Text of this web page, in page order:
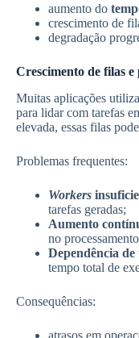
aumento do
crescimento de
degradação
Crescimento de filas e
Muitas aplicações
para lidar com tarefas
elevada, essas filas
Problemas frequentes:
Workers
tarefas geradas;
Aumento
no
Dependência de
tempo total de
Consequências:
atrasos em